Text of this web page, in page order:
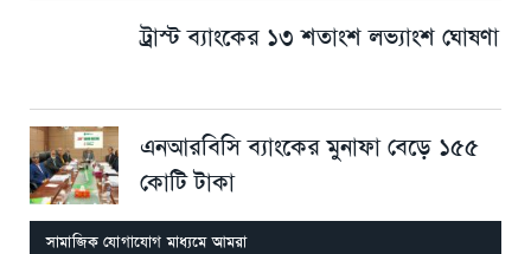
ট্রাস্ট ব্যাংকের ১৩ শতাংশ লভ্যাংশ ঘোষণা
এনআরবিসি ব্যাংকের মুনাফা বেড়ে ১৫৫
কোটি টাকা
সামাজিক যোগাযোগ মাধ্যমে আমরা